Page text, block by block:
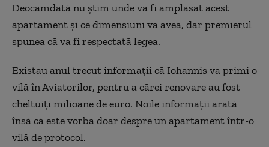
Deocamdată nu știm unde va fi amplasat acest
apartament și ce dimensiuni va avea, dar premierul
spunea că va fi respectată legea.
Existau anul trecut informații că Iohannis va primi o
vilă în Aviatorilor, pentru a cărei renovare au fost
cheltuiți milioane de euro. Noile informații arată
însă că este vorba doar despre un apartament într-o
vilă de protocol.